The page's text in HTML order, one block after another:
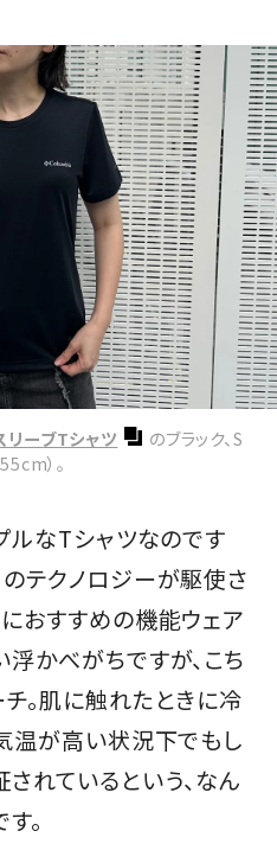
リーブTシャツ
のブラック、S
）。
ルなTシャツなのです
テクノロジーが駆使さ
おすすめの機能ウェア
かべがちですが、こち
。肌に触れたときに冷
温が高い状況下でもし
れているという、なん
。